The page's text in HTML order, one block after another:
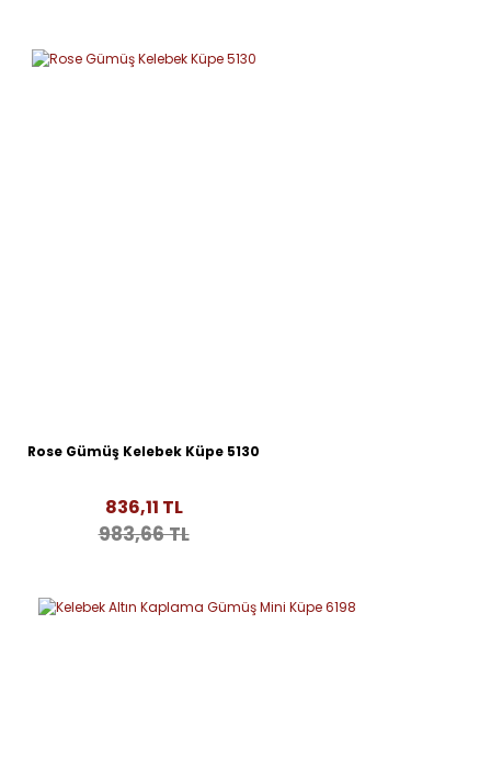
Rose Gümüş Kelebek Küpe 5130
836,11 TL
983,66 TL